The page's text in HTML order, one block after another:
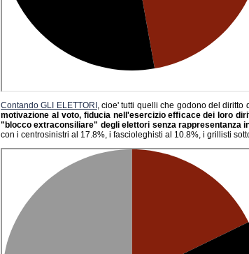
Contando GLI ELETTORI , cioe' tutti quelli che godono del diritto
motivazione al voto, fiducia nell'esercizio efficace dei loro
"blocco extraconsiliare" degli elettori senza rappresentanza
con i centrosinistri al 17.8%, i fascioleghisti al 10.8%, i grillisti